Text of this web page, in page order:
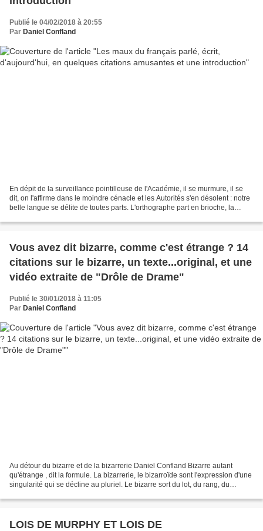
Publié le 04/02/2018 à 20:55
Par Daniel Confland
En dépit de la surveillance pointilleuse de l'Académie, il se murmure, il se
dit, on l'affirme dans le moindre cénacle et les Autorités s'en désolent : notre
belle langue se délite de toutes parts. L'orthographe part en brioche, la
Vous avez dit bizarre, comme c'est étrange ? 14
citations sur le bizarre, un texte...original, et une
vidéo extraite de "Drôle de Drame"
Publié le 30/01/2018 à 11:05
Par Daniel Confland
Au détour du bizarre et de la bizarrerie Daniel Confland Bizarre autant
qu'étrange , dit la formule. La bizarrerie, le bizarroïde sont l'expression d'une
singularité qui se décline au pluriel. Le bizarre sort du lot, du rang, du
LOIS DE MURPHY ET LOIS DE